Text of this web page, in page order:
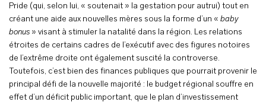
Pride (qui, selon lui, « soutenait » la gestation pour autrui) tout en
créant une aide aux nouvelles mères sous la forme d’un « baby
bonus » visant à stimuler la natalité dans la région. Les relations
étroites de certains cadres de l’exécutif avec des figures notoires
de l’extrême droite ont également suscité la controverse.
Toutefois, c’est bien des finances publiques que pourrait provenir le
principal défi de la nouvelle majorité : le budget régional souffre en
effet d’un déficit public important, que le plan d’investissement